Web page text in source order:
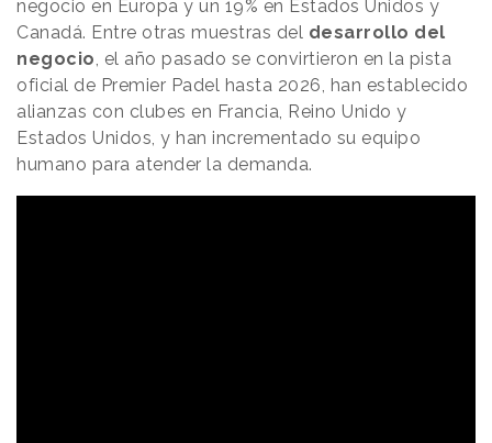
negocio en Europa y un 19% en Estados Unidos y
Canadá. Entre otras muestras del desarrollo del
negocio, el año pasado se convirtieron en la pista
oficial de Premier Padel hasta 2026, han establecido
alianzas con clubes en Francia, Reino Unido y
Estados Unidos, y han incrementado su equipo
humano para atender la demanda.